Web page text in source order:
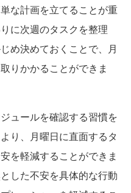
な計画を立てることが重
に次週のタスクを整理
め決めておくことで、月
りかかることができま
ュールを確認する習慣を
り、月曜日に直面するタ
を軽減することができま
した不安を具体的な行動